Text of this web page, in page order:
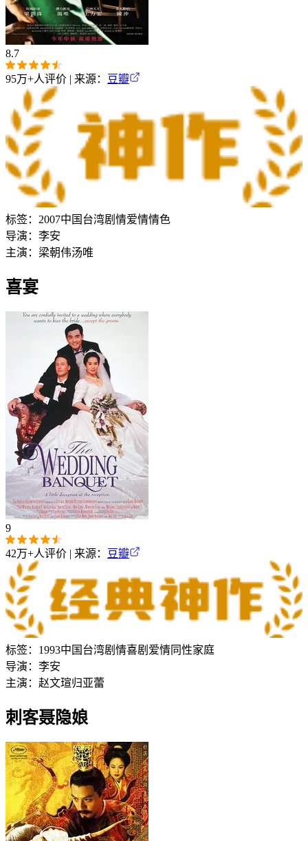
8.7
95万+人评价 | 来源： 豆瓣
标签： 2007中国台湾剧情爱情情色
导演： 李安
主演： 梁朝伟汤唯
喜宴
9
42万+人评价 | 来源： 豆瓣
标签： 1993中国台湾剧情喜剧 爱情同性家庭
导演： 李安
主演： 赵文瑄归亚蕾
刺客聂隐娘